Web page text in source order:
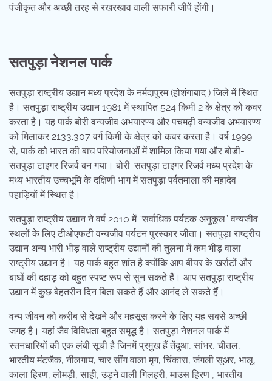
पंजीकृत और अच्छी तरह से रखरखाव वाली सफारी जीपें होंगी।
सतपुड़ा नेशनल पार्क
सतपुड़ा राष्ट्रीय उद्यान मध्य प्रदेश के नर्मदापुरम (होशंगाबाद ) जिले में स्थित
है। सतपुड़ा राष्ट्रीय उद्यान 1981 में स्थापित 524 किमी 2 के क्षेत्र को कवर
करता है। यह पार्क बोरी वन्यजीव अभयारण्य और पचमढ़ी वन्यजीव अभयारण्य
को मिलाकर 2133.307 वर्ग किमी के क्षेत्र को कवर करता है। वर्ष 1999
से, पार्क को भारत की बाघ परियोजनाओं में शामिल किया गया और बोडी-
सतपुड़ा टाइगर रिजर्व बन गया। बोरी-सतपुड़ा टाइगर रिजर्व मध्य प्रदेश के
मध्य भारतीय उच्चभूमि के दक्षिणी भाग में सतपुड़ा पर्वतमाला की महादेव
पहाड़ियों में स्थित है।
सतपुड़ा राष्ट्रीय उद्यान ने वर्ष 2010 में “सर्वाधिक पर्यटक अनुकूल” वन्यजीव
स्थलों के लिए टीओएफटी वन्यजीव पर्यटन पुरस्कार जीता। सतपुड़ा राष्ट्रीय
उद्यान अन्य भारी भीड़ वाले राष्ट्रीय उद्यानों की तुलना में कम भीड़ वाला
राष्ट्रीय उद्यान है। यह पार्क बहुत शांत है क्योंकि आप बीयर के खर्राटों और
बाघों की दहाड़ को बहुत स्पष्ट रूप से सुन सकते हैं। आप सतपुड़ा राष्ट्रीय
उद्यान में कुछ बेहतरीन दिन बिता सकते हैं और आनंद ले सकते हैं।
वन्य जीवन को करीब से देखने और महसूस करने के लिए यह सबसे अच्छी
जगह है। यहां जैव विविधता बहुत समृद्ध है। सतपुड़ा नेशनल पार्क में
स्तनधारियों की एक लंबी सूची है जिनमें प्रमुख हैं तेंदुआ, सांभर, चीतल,
भारतीय मंटजैक, नीलगाय, चार सींग वाला मृग, चिंकारा, जंगली सूअर, भालू,
काला हिरण, लोमड़ी, साही, उड़ने वाली गिलहरी, माउस हिरण , भारतीय